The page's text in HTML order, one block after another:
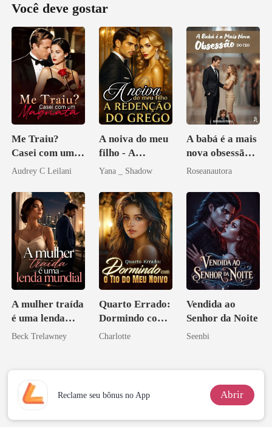
Você deve gostar
Me Traiu?
Casei com um
Magnata
Audrey C Leilani
A noiva do meu
filho - A
Redenção do
Yana _ Shadow
A babá é a mais
nova obsessão
do CEO
Roseanautora
A mulher traída
é uma lenda
mundial
Beck Trelawney
Quarto Errado:
Dormindo com
o Tio do Meu
Charlotte
Vendida ao
Senhor da Noite
Seenbi
Reclame seu bônus no App Abrir